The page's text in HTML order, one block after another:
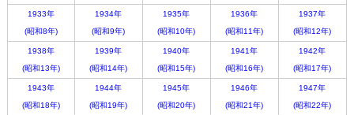
1933年
(昭和8年)
1934年
(昭和9年)
1935年
(昭和10年)
1936年
(昭和11年)
1937年
(昭和12年)
1938年
(昭和13年)
1939年
(昭和14年)
1940年
(昭和15年)
1941年
(昭和16年)
1942年
(昭和17年)
1943年
(昭和18年)
1944年
(昭和19年)
1945年
(昭和20年)
1946年
(昭和21年)
1947年
(昭和22年)